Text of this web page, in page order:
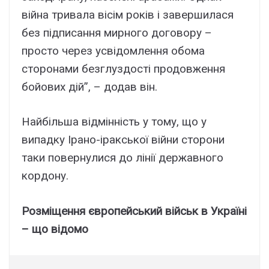
війна тривала вісім років і завершилася
без підписання мирного договору –
просто через усвідомлення обома
сторонами безглуздості продовження
бойових дій”, – додав він.
Найбільша відмінність у тому, що у
випадку Ірано-іракської війни сторони
таки повернулися до лінії державного
кордону.
Розміщення європейський військ в Україні
– що відомо